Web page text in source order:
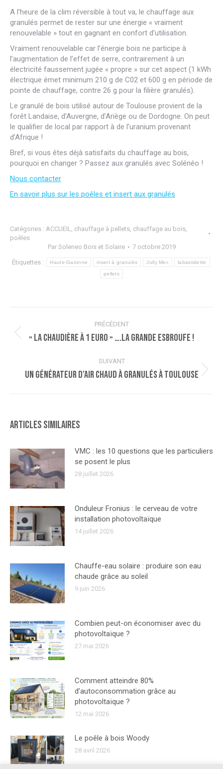
A l’heure de la clim réversible à tout va, le chauffage aux
granulés permet de rester sur une énergie « vraiment
renouvelable » tout en gagnant en confort d’utilisation.
Vraiment renouvelable car l’énergie bois ne participe à
l’augmentation de l’effet de serre, contrairement à un
électricité faussement jugée « propre » sur cet aspect (1 kWh
électrique émet minimum 210 g de C02 et 600 g en période de
pointe de chauffage, contre 26 g pour la filière granulés).
Le granulé de bois utilisé autour de Toulouse provient de la
forêt Landaise, d’Auvergne, d’Ariège ou de Dordogne. On peut
le qualifier de local par rapport à de l’uranium provenant
d’Afrique !
Bref, si vous êtes déjà satisfaits du chauffage au bois,
pourquoi en changer ? Passez aux granulés avec Solénéo !
Nous contacter
En savoir plus sur les poêles et insert aux granulés
Catégories : ACCUEIL, chauffage à pellets, chauffage au bois,
poêles
Par Soleneo Bois et Solaire 7 octobre 2019
Étiquettes : Haute-Garonne insert à granulés Jolly Mec labastidette
pellets
article
PRÉCÉDENT
Article
:
« La chaudière à 1 euro » ….la grande esbroufe !
SUIVANT
Article
Un générateur d’air chaud à granulés à Toulouse
Articles similaires
VMC : les 10 questions que les particuliers
se posent le plus
28 juillet 2026
Onduleur Fronius : le cerveau de votre
installation photovoltaïque
14 juillet 2026
Chauffe-eau solaire : produire son eau
chaude grâce au soleil
9 juin 2026
Combien peut-on économiser avec du
photovoltaïque ?
27 mai 2026
Comment atteindre 80%
d’autoconsommation grâce au
photovoltaïque ?
12 mai 2026
Le poêle à bois Woody
28 avril 2026